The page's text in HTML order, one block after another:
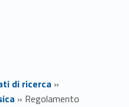
di ricerca »
» Regolamento